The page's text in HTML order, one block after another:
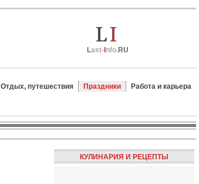
Last- nfo.RU
Отдых, путешествия Праздники
Работа и карьера
КУЛИНАРИЯ И РЕЦЕПТЫ